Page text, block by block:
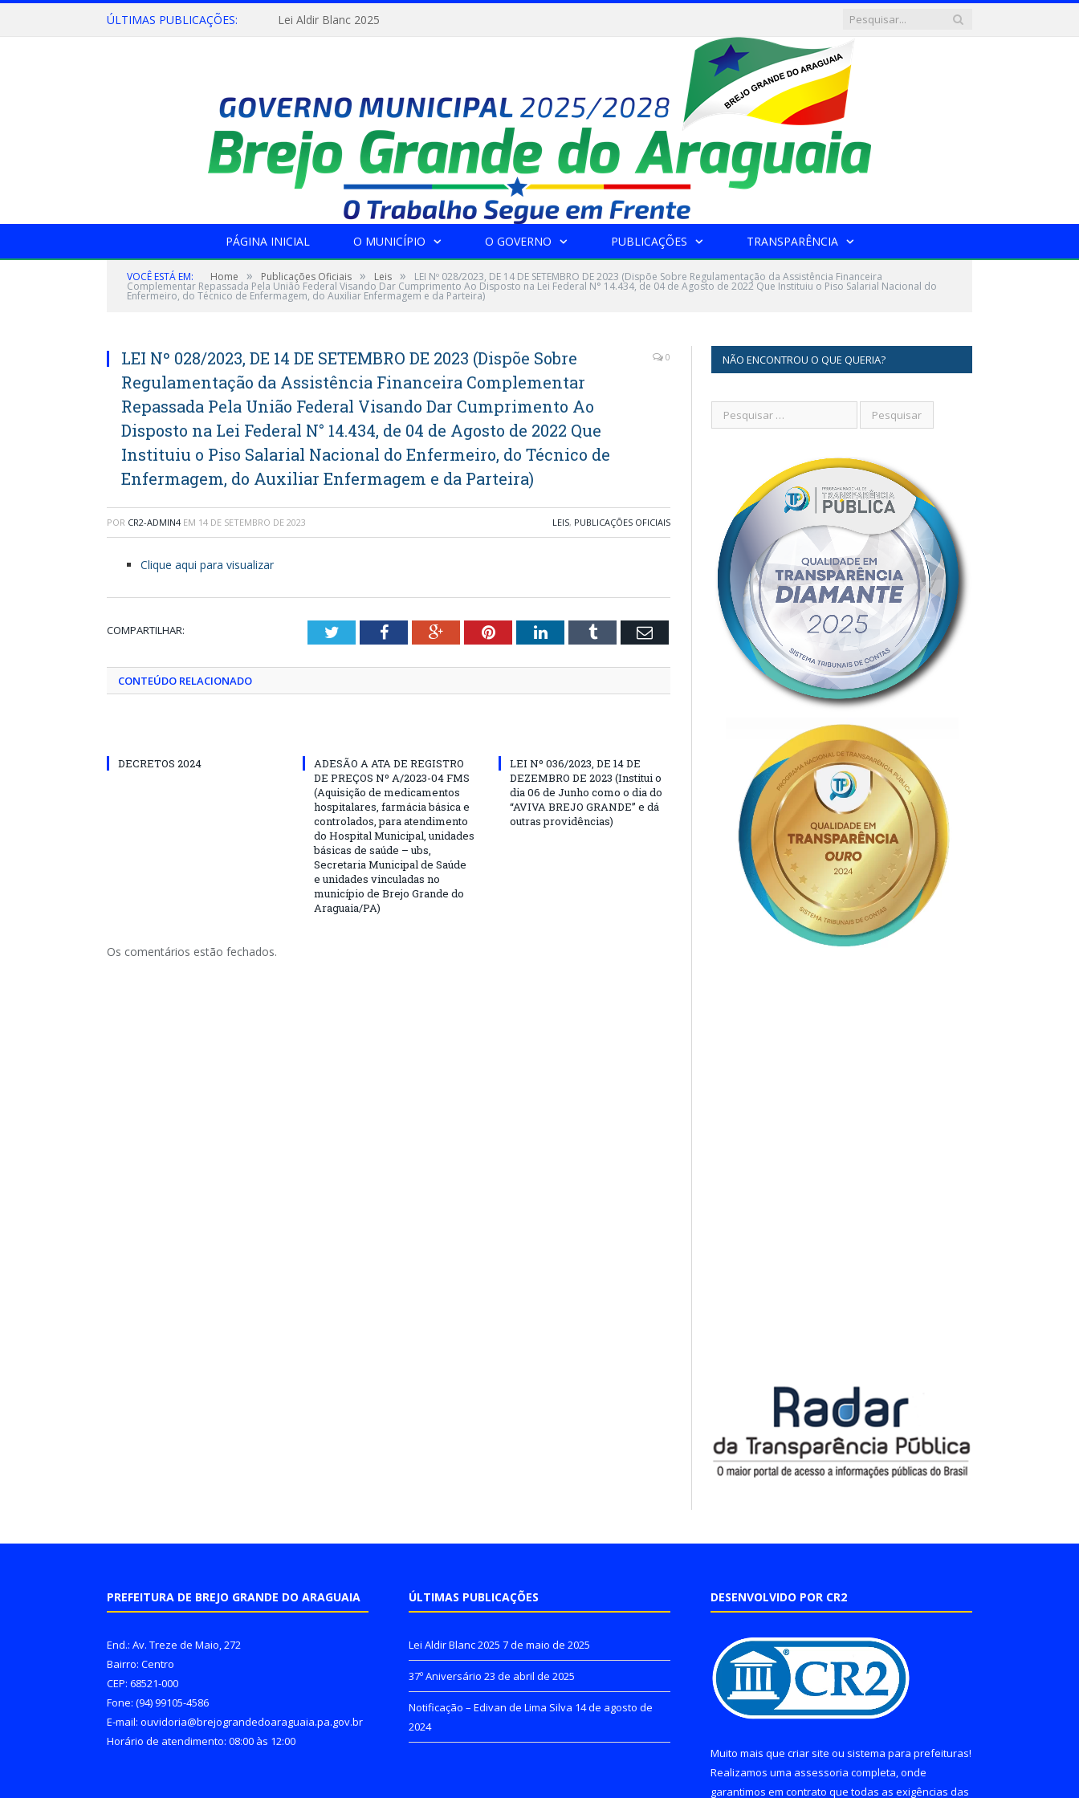
ÚLTIMAS PUBLICAÇÕES: Lei Aldir Blanc 2025
PÁGINA INICIAL O MUNICÍPIO O GOVERNO PUBLICAÇÕES TRANSPARÊNCIA
VOCÊ ESTÁ EM: Home » Publicações Oficiais » Leis » LEI Nº 028/2023, DE 14 DE SETEMBRO DE 2023 (Dispõe Sobre Regulamentação da Assistência Financeira
Complementar Repassada Pela União Federal Visando Dar Cumprimento Ao Disposto na Lei Federal N° 14.434, de 04 de Agosto de 2022 Que Instituiu o Piso Salarial Nacional do
Enfermeiro, do Técnico de Enfermagem, do Auxiliar Enfermagem e da Parteira)
LEI Nº 028/2023, DE 14 DE SETEMBRO DE 2023 (Dispõe Sobre
Regulamentação da Assistência Financeira Complementar
Repassada Pela União Federal Visando Dar Cumprimento Ao
Disposto na Lei Federal N° 14.434, de 04 de Agosto de 2022 Que
Instituiu o Piso Salarial Nacional do Enfermeiro, do Técnico de
Enfermagem, do Auxiliar Enfermagem e da Parteira)
0
POR CR2-ADMIN4 EM 14 DE SETEMBRO DE 2023 LEIS, PUBLICAÇÕES OFICIAIS
Clique aqui para visualizar
COMPARTILHAR: TwitterFacebookGoogle+PinterestLinkedInTumblr Email
CONTEÚDO RELACIONADO
DECRETOS 2024
ADESÃO A ATA DE REGISTRO
DE PREÇOS Nº A/2023-04 FMS
(Aquisição de medicamentos
hospitalares, farmácia básica e
controlados, para atendimento
do Hospital Municipal, unidades
básicas de saúde – ubs,
Secretaria Municipal de Saúde
e unidades vinculadas no
município de Brejo Grande do
Araguaia/PA)
LEI Nº 036/2023, DE 14 DE
DEZEMBRO DE 2023 (Institui o
dia 06 de Junho como o dia do
“AVIVA BREJO GRANDE” e dá
outras providências)
Os comentários estão fechados.
NÃO ENCONTROU O QUE QUERIA?
PREFEITURA DE BREJO GRANDE DO ARAGUAIA
End.: Av. Treze de Maio, 272
Bairro: Centro
CEP: 68521-000
Fone: (94) 99105-4586
E-mail: ouvidoria@brejograndedoaraguaia.pa.gov.br
Horário de atendimento: 08:00 às 12:00
ÚLTIMAS PUBLICAÇÕES
Lei Aldir Blanc 2025 7 de maio de 2025
37º Aniversário 23 de abril de 2025
Notificação – Edivan de Lima Silva 14 de agosto de
2024
DESENVOLVIDO POR CR2
Muito mais que criar site ou sistema para prefeituras!
Realizamos uma assessoria completa, onde
garantimos em contrato que todas as exigências das